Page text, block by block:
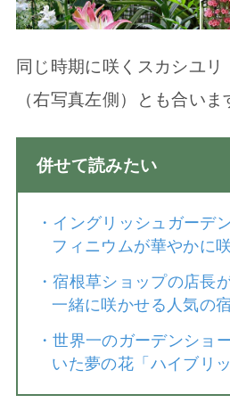
同じ時期に咲くスカシユ
（右写真左側）とも合いま
併せて読みたい
・ イングリッシュガーデ
フィニウムが華やかに
・宿根草ショップの店長
一緒に咲かせる人気の
・世界一のガーデンショ
いた夢の花「ハイブリ